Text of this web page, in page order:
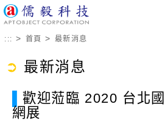
::: > 首頁 > 最新消息
➲ 最新消息
▌歡迎蒞臨 2020 台北
網展